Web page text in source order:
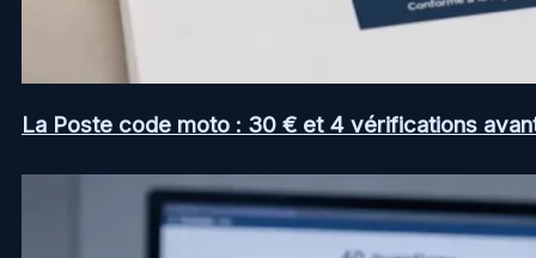
La Poste code moto : 30 € et 4 vérifications